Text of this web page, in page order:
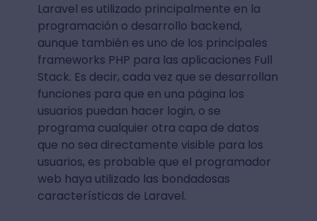
Laravel es utilizado principalmente en la
programación o desarrollo backend,
aunque también es uno de los principales
frameworks PHP para las aplicaciones Full
Stack. Es decir, cada vez que se desarrollan
funciones para que en una página los
usuarios puedan hacer login, o se
programa cualquier otra capa de datos
que no sea directamente visible para los
usuarios, es probable que el programador
web haya utilizado las bondadosas
características de Laravel.